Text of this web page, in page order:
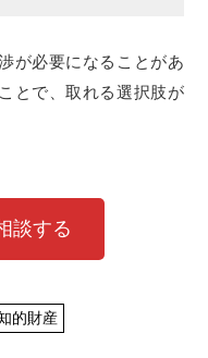
が必要になることがあ
とで、取れる選択肢が
談する
的財産